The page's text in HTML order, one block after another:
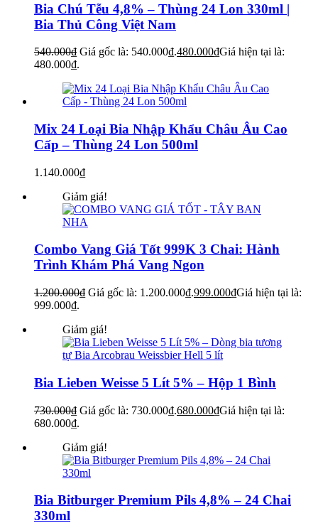
Bia Chú Tễu 4,8% – Thùng 24 Lon 330ml |
Bia Thủ Công Việt Nam
540.000₫ Giá gốc là: 540.000₫.480.000₫Giá hiện tại là:
480.000₫.
Mix 24 Loại Bia Nhập Khẩu Châu Âu Cao
Cấp – Thùng 24 Lon 500ml
1.140.000₫
Giảm giá!
Combo Vang Giá Tốt 999K 3 Chai: Hành
Trình Khám Phá Vang Ngon
1.200.000₫ Giá gốc là: 1.200.000₫.999.000₫Giá hiện tại là:
999.000₫.
Giảm giá!
Bia Lieben Weisse 5 Lít 5% – Hộp 1 Bình
730.000₫ Giá gốc là: 730.000₫.680.000₫Giá hiện tại là:
680.000₫.
Giảm giá!
Bia Bitburger Premium Pils 4,8% – 24 Chai
330ml